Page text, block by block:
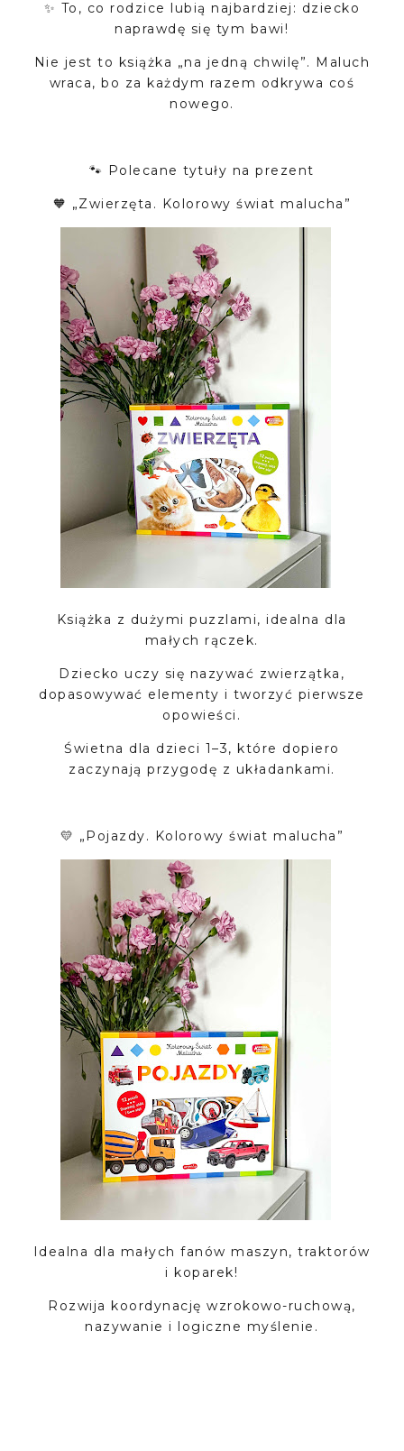
✨ To, co rodzice lubią najbardziej: dziecko
naprawdę się tym bawi!
Nie jest to książka „na jedną chwilę”. Maluch
wraca, bo za każdym razem odkrywa coś
nowego.
🐾 Polecane tytuły na prezent
🧡 „Zwierzęta. Kolorowy świat malucha”
Książka z dużymi puzzlami, idealna dla
małych rączek.
Dziecko uczy się nazywać zwierzątka,
dopasowywać elementy i tworzyć pierwsze
opowieści.
Świetna dla dzieci 1–3, które dopiero
zaczynają przygodę z układankami.
💛 „Pojazdy. Kolorowy świat malucha”
Idealna dla małych fanów maszyn, traktorów
i koparek!
Rozwija koordynację wzrokowo-ruchową,
nazywanie i logiczne myślenie.